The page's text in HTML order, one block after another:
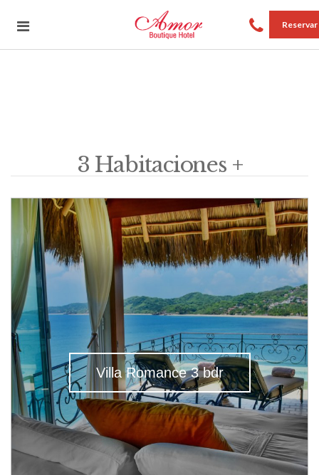
Reservar
3 Habitaciones +
Villa Romance 3 bdr